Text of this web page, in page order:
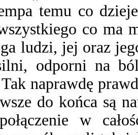
temu co
co ma
ludzi, jej oraz
odporni na
naprawdę
do końca są
w